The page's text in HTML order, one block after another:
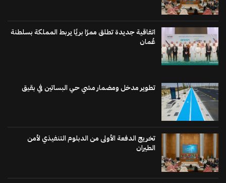
اتفاقية جديدة تطلق ممرًا بريًا يربط المملكة بسلطنة
عُمان
تطوير مدخل ومضمار مشي حي البساتين في بقيق
تخريج الدفعة الأولى من الدبلوم التنفيذي لأمن
الطيران